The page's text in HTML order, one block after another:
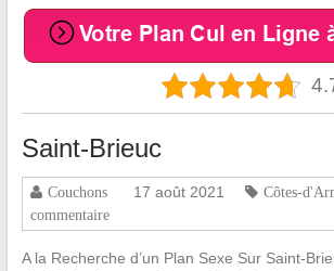
Saint-Brieuc
Couchons 17 août 2021 Côtes-
commentaire
A la Recherche d’un Plan Sexe Sur Saint-